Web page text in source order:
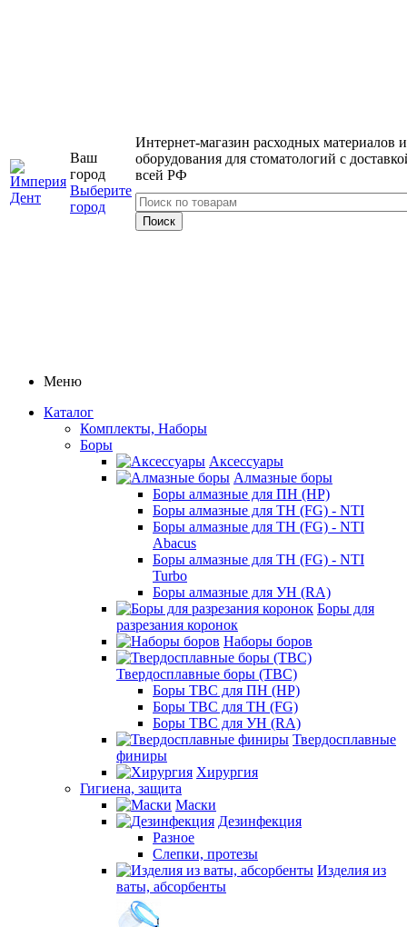
Ваш
город
Выберите
город
Интернет-магазин расходных материалов и
оборудования для стоматологий с
всей РФ
Меню
Каталог
Комплекты, Наборы
Боры
Аксессуары
Алмазные боры
Боры алмазные для ПН (HP)
Боры алмазные для ТН (FG) - NTI
Боры алмазные для ТН (FG) - NTI
Abacus
Боры алмазные для ТН (FG) - NTI
Turbo
Боры алмазные для УН (RA)
Боры для
разрезания коронок
Наборы боров
Твердосплавные боры (ТВС)
Боры ТВС для ПН (HP)
Боры ТВС для ТН (FG)
Боры ТВС для УН (RA)
Твердосплавные
финиры
Хирургия
Гигиена, защита
Маски
Дезинфекция
Разное
Слепки, протезы
Изделия из
ваты, абсорбенты